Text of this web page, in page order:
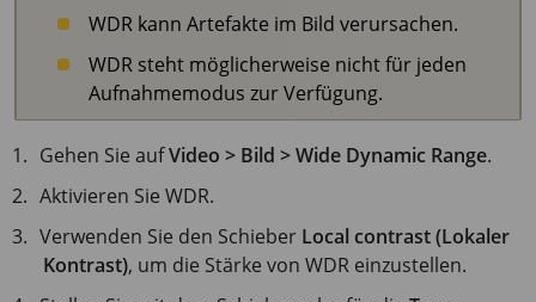
WDR kann Artefakte im Bild verursachen.
WDR steht möglicherweise nicht für jeden
Aufnahmemodus zur Verfügung.
Gehen Sie aufVideo > Bild > Wide Dynamic Range.
Aktivieren Sie WDR.
Verwenden Sie den Schieber Local contrast (Lokaler
Kontrast), um die Stärke von WDR einzustellen.